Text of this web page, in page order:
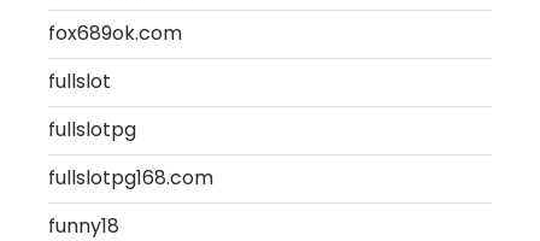
fox689ok.com
fullslot
fullslotpg
fullslotpg168.com
funny18